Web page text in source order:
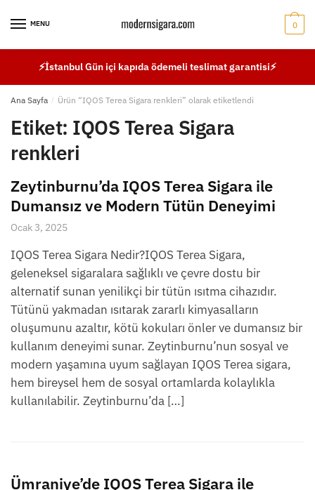
MENU 0
⚡İstanbul Gün içi kapıda ödemeli teslimat garantisi⚡
Ana Sayfa / Ürün “IQOS Terea Sigara renkleri” olarak etiketlendi
Etiket: IQOS Terea Sigara
renkleri
Zeytinburnu’da IQOS Terea Sigara ile
Dumansız ve Modern Tütün Deneyimi
Ocak 3, 2025
IQOS Terea Sigara Nedir?IQOS Terea Sigara,
geleneksel sigaralara sağlıklı ve çevre dostu bir
alternatif sunan yenilikçi bir tütün ısıtma cihazıdır.
Tütünü yakmadan ısıtarak zararlı kimyasalların
oluşumunu azaltır, kötü kokuları önler ve dumansız bir
kullanım deneyimi sunar. Zeytinburnu’nun sosyal ve
modern yaşamına uyum sağlayan IQOS Terea sigara,
hem bireysel hem de sosyal ortamlarda kolaylıkla
kullanılabilir. Zeytinburnu’da […]
Ümraniye’de IQOS Terea Sigara ile